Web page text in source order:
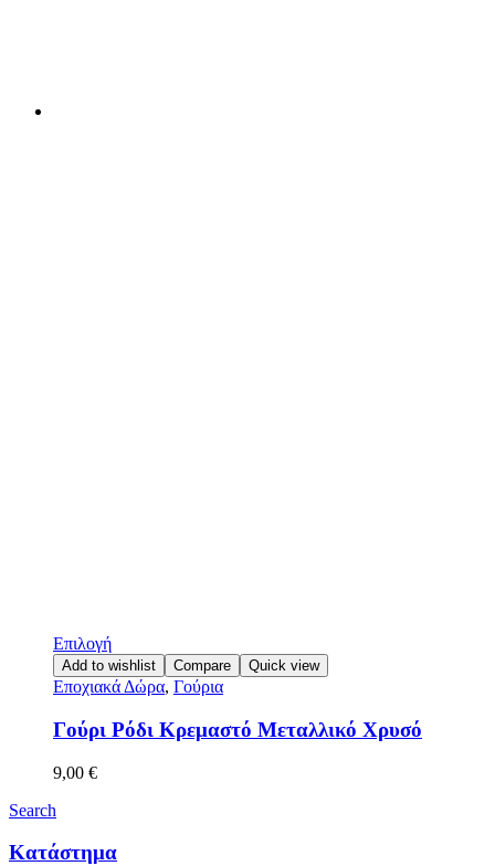
Επιλογή
Add to wishlist Compare Quick view
Εποχιακά Δώρα, Γούρια
Γούρι Ρόδι Κρεμαστό Μεταλλικό Χρυσό
9,00 €
Search
Κατάστημα